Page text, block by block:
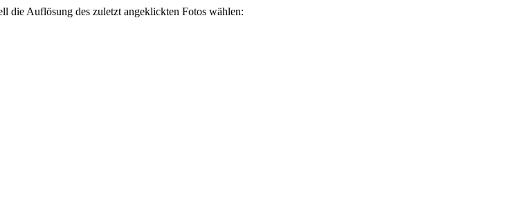
die Auflösung des zuletzt angeklickten Fotos wählen: